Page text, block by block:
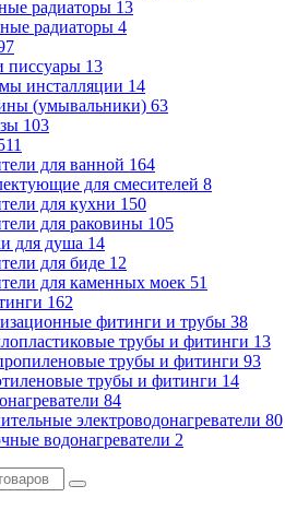
радиаторы 13
радиаторы 4
писсуары 13
инсталляции 14
(умывальники) 63
103
для ванной 164
для смесителей 8
для кухни 150
для раковины 105
для душа 14
для биде 12
для каменных моек 51
162
фитинги и трубы 38
трубы и фитинги 13
трубы и фитинги 93
трубы и фитинги 14
84
электроводонагреватели 80
водонагреватели 2